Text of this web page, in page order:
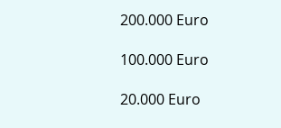
200.000 Euro
100.000 Euro
20.000 Euro